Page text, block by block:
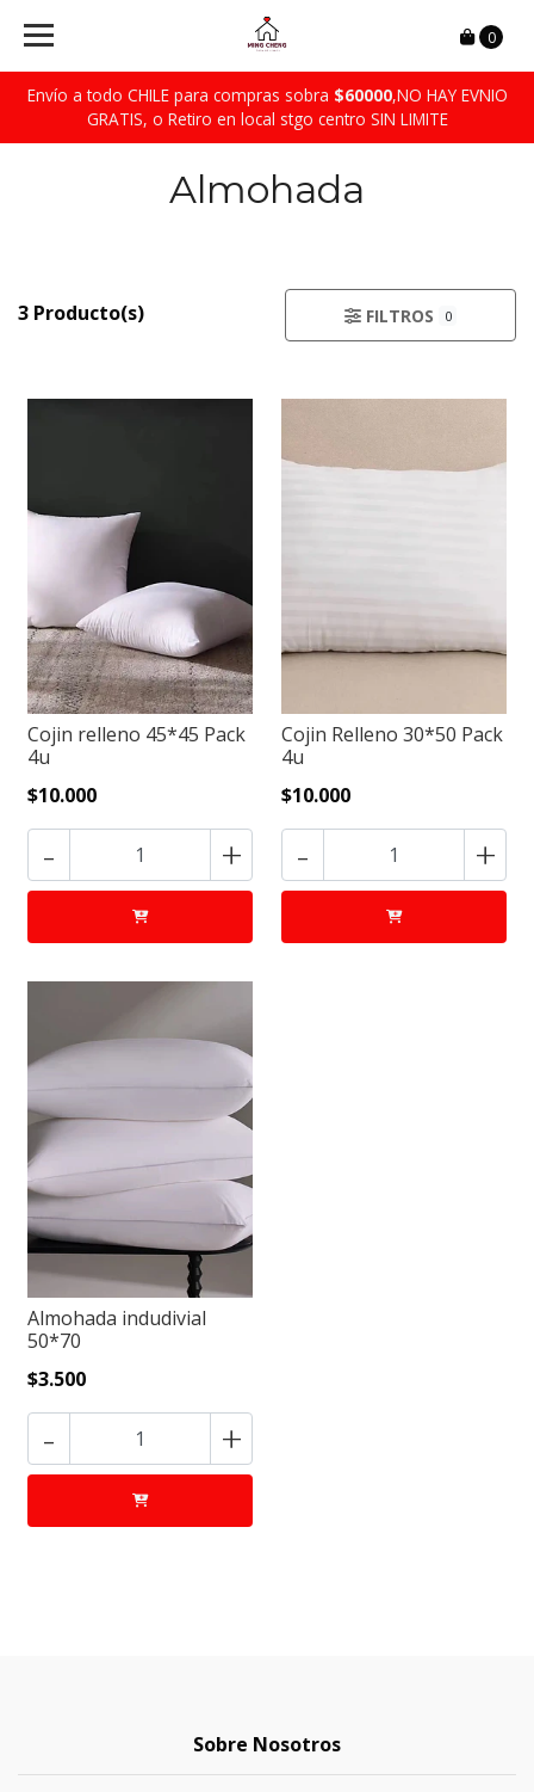
Envío a todo CHILE para compras sobra $60000,NO HAY EVNIO
GRATIS, o Retiro en local stgo centro SIN LIMITE
0
Almohada
3 Producto(s) FILTROS 0
Cojin relleno 45*45 Pack
4u
$10.000
- +
Cojin Relleno 30*50 Pack
4u
$10.000
- +
Almohada indudivial
50*70
$3.500
- +
Sobre Nosotros